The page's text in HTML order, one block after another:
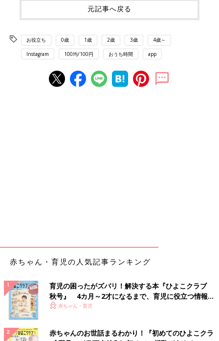
元記事へ戻る
お役立ち 0歳 1歳 2歳 3歳 4歳～
Instagram 100均/100円 おうち時間 app
赤ちゃん・育児の人気記事ランキング
育児の困ったがズバリ！解決する本『ひよこクラブ
秋号』 4カ月～2才になるまで、育児に役立つ情報が
いっぱい！
赤ちゃん・育児
赤ちゃんのお世話まるわかり！『初めてのひよこクラ